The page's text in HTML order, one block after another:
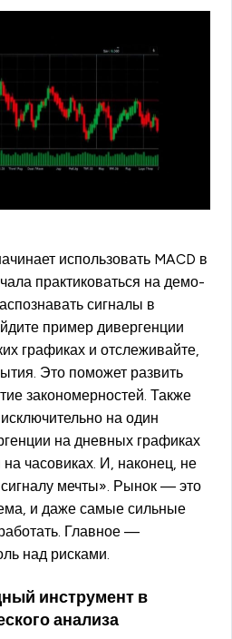
использовать MACD в
практиковаться на демо-
сигналы в
пример дивергенции
графиках и отслеживайте,
Это поможет развить
закономерностей. Также
на один
на дневных графиках
часовиках. И, наконец, не
мечты». Рынок — это
и даже самые сильные
Главное —
над рисками.
инструмент в
анализа